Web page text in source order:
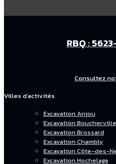
RBQ :
Consultez
Villes d’activités
Excavation Anjou
Excavation Boucherville
Excavation Brossard
Excavation Chambly
Excavation Côte-des-
Excavation Hochelaga